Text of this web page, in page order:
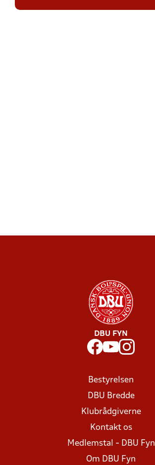
DBU FYN
Bestyrelsen
DBU Bredde
Klubrådgiverne
Kontakt os
Medlemstal - DBU Fyn
Om DBU Fyn